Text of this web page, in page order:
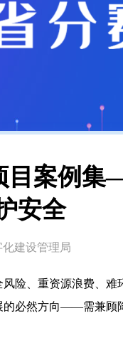
目案例
安全
建设管理局
险、重资源浪费、
必然方向——需兼顾